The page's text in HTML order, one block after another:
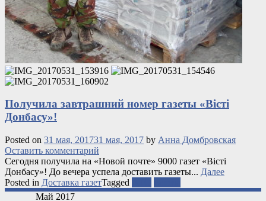
Получила завтрашний номер газеты «Вісті
Донбасу»!
Posted on 31 мая, 201731 мая, 2017 by Анна Домбровская
Оставить комментарий
Сегодня получила на «Новой почте» 9000 газет «Вісті
Донбасу»! До вечера успела доставить газеты... Далее
Posted in Доставка газетTagged
Май 2017